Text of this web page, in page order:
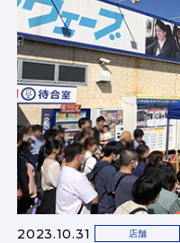
2023.10.31 店舗